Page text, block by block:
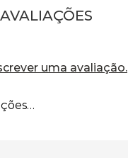
AVALIAÇÕES
uma avaliação.